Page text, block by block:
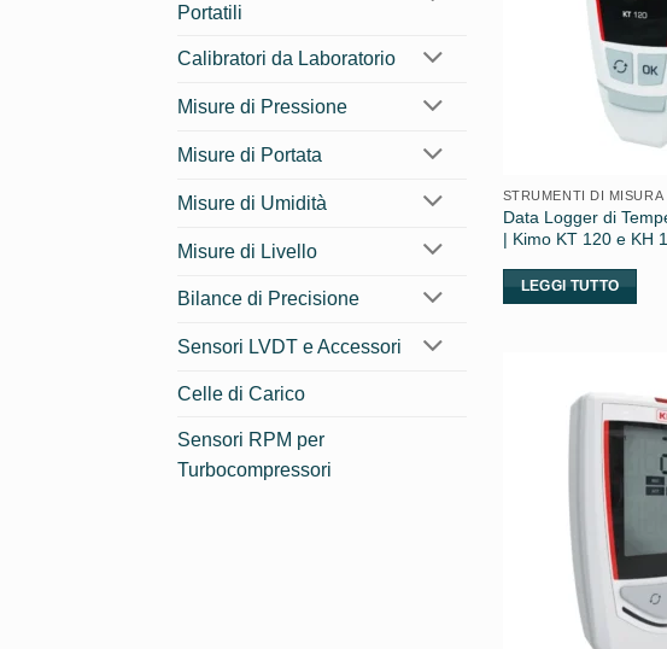
Portatili
Calibratori da Laboratorio
Misure di Pressione
Misure di Portata
Misure di Umidità
Misure di Livello
Bilance di Precisione
Sensori LVDT e Accessori
Celle di Carico
Sensori RPM per
Turbocompressori
STRUMENTI DI MISURA
Data Logger di
| Kimo KT 120 e KH
LEGGI TUTTO